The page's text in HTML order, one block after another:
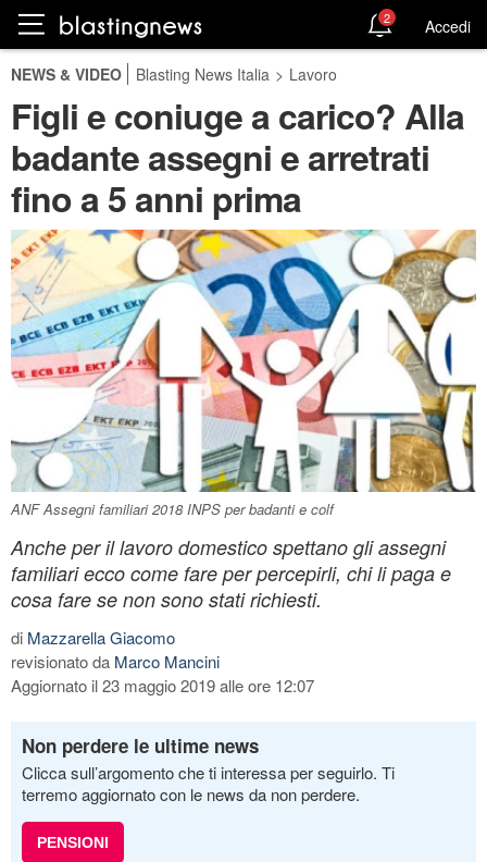
2 Accedi
NEWS & VIDEO Blasting News Italia > Lavoro
Figli e coniuge a carico? Alla
badante assegni e arretrati
fino a 5 anni prima
ANF Assegni familiari 2018 INPS per badanti e colf
Anche per il lavoro domestico spettano gli assegni
familiari ecco come fare per percepirli, chi li paga e
cosa fare se non sono stati richiesti.
di Mazzarella Giacomo
revisionato da Marco Mancini
Aggiornato il 23 maggio 2019 alle ore 12:07
Non perdere le ultime news
Clicca sull’argomento che ti interessa per seguirlo. Ti
terremo aggiornato con le news da non perdere.
PENSIONI